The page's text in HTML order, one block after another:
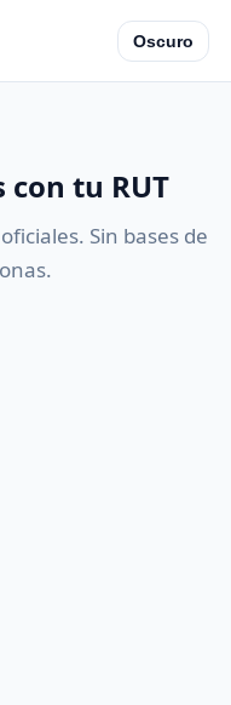
Oscuro
tu RUT
Sin bases de